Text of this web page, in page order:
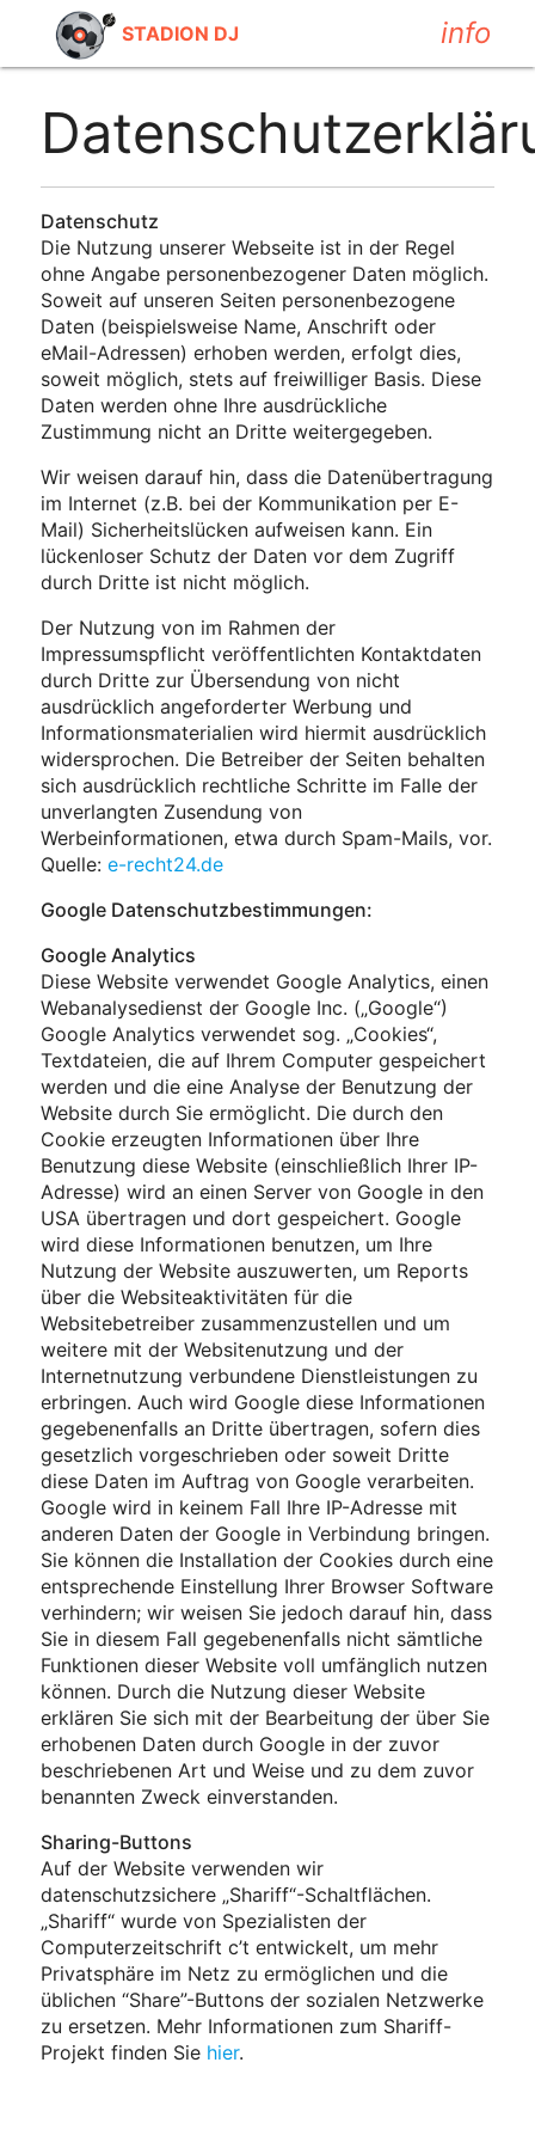
STADION DJ info
Datenschutz
Die Nutzung unserer Webseite ist in der Regel
ohne Angabe personenbezogener Daten möglich.
Soweit auf unseren Seiten personenbezogene
Daten (beispielsweise Name, Anschrift oder
eMail-Adressen) erhoben werden, erfolgt dies,
soweit möglich, stets auf freiwilliger Basis. Diese
Daten werden ohne Ihre ausdrückliche
Zustimmung nicht an Dritte weitergegeben.
Wir weisen darauf hin, dass die Datenübertragung
im Internet (z.B. bei der Kommunikation per E-
Mail) Sicherheitslücken aufweisen kann. Ein
lückenloser Schutz der Daten vor dem Zugriff
durch Dritte ist nicht möglich.
Der Nutzung von im Rahmen der
Impressumspflicht veröffentlichten Kontaktdaten
durch Dritte zur Übersendung von nicht
ausdrücklich angeforderter Werbung und
Informationsmaterialien wird hiermit ausdrücklich
widersprochen. Die Betreiber der Seiten behalten
sich ausdrücklich rechtliche Schritte im Falle der
unverlangten Zusendung von
Werbeinformationen, etwa durch Spam-Mails, vor.
Quelle:e-recht24.de
Google Datenschutzbestimmungen:
Google Analytics
Diese Website verwendet Google Analytics, einen
Webanalysedienst der Google Inc. („Google“)
Google Analytics verwendet sog. „Cookies“,
Textdateien, die auf Ihrem Computer gespeichert
werden und die eine Analyse der Benutzung der
Website durch Sie ermöglicht. Die durch den
Cookie erzeugten Informationen über Ihre
Benutzung diese Website (einschließlich Ihrer IP-
Adresse) wird an einen Server von Google in den
USA übertragen und dort gespeichert. Google
wird diese Informationen benutzen, um Ihre
Nutzung der Website auszuwerten, um Reports
über die Websiteaktivitäten für die
Websitebetreiber zusammenzustellen und um
weitere mit der Websitenutzung und der
Internetnutzung verbundene Dienstleistungen zu
erbringen. Auch wird Google diese Informationen
gegebenenfalls an Dritte übertragen, sofern dies
gesetzlich vorgeschrieben oder soweit Dritte
diese Daten im Auftrag von Google verarbeiten.
Google wird in keinem Fall Ihre IP-Adresse mit
anderen Daten der Google in Verbindung bringen.
Sie können die Installation der Cookies durch eine
entsprechende Einstellung Ihrer Browser Software
verhindern; wir weisen Sie jedoch darauf hin, dass
Sie in diesem Fall gegebenenfalls nicht sämtliche
Funktionen dieser Website voll umfänglich nutzen
können. Durch die Nutzung dieser Website
erklären Sie sich mit der Bearbeitung der über Sie
erhobenen Daten durch Google in der zuvor
beschriebenen Art und Weise und zu dem zuvor
benannten Zweck einverstanden.
Sharing-Buttons
Auf der Website verwenden wir
datenschutzsichere „Shariff“-Schaltflächen.
„Shariff“ wurde von Spezialisten der
Computerzeitschrift c’t entwickelt, um mehr
Privatsphäre im Netz zu ermöglichen und die
üblichen “Share”-Buttons der sozialen Netzwerke
zu ersetzen. Mehr Informationen zum Shariff-
Projekt finden Sie hier.